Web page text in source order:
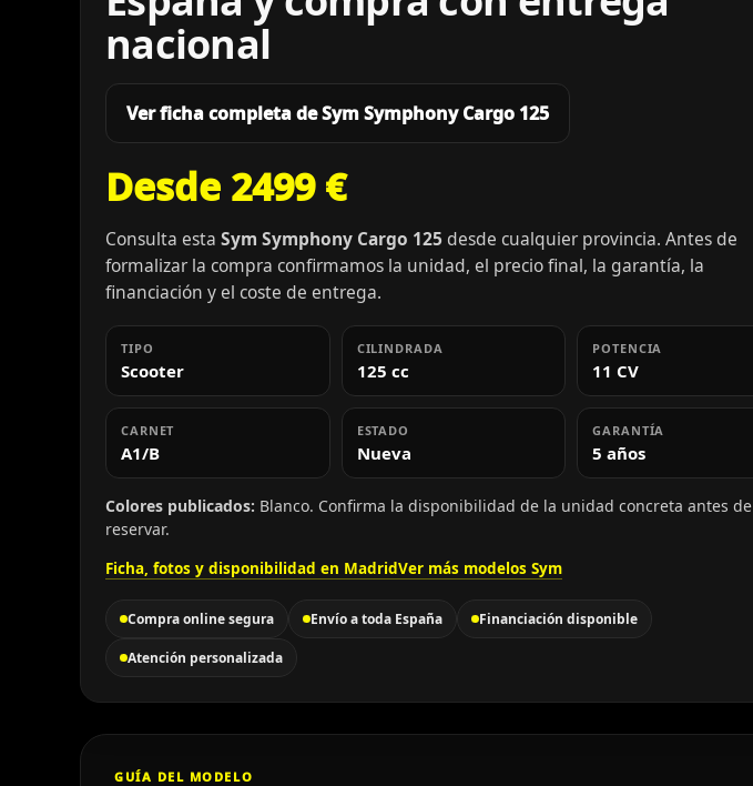
nacional
Ver ficha completa de Sym Symphony Cargo 125
Desde 2499 €
Consulta esta Sym Symphony Cargo 125 desde cualquier provincia. Antes de
formalizar la compra confirmamos la unidad, el precio final, la garantía, la
financiación y el coste de entrega.
TIPO
Scooter
CILINDRADA
125 cc
POTENCIA
11 CV
CARNET
A1/B
ESTADO
Nueva
GARANTÍA
5 años
Colores publicados: Blanco. Confirma la disponibilidad de la unidad concreta antes de
reservar.
Ficha, fotos y disponibilidad en MadridVer más modelos Sym
Compra online segura Envío a toda España Financiación disponible
Atención personalizada
GUÍA DEL MODELO